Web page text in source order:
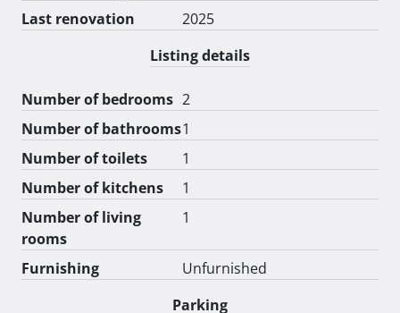
Last renovation
2025
Listing details
Number of bedrooms 2
Number of bathrooms1
Number of toilets
1
Number of kitchens
1
Number of living
rooms
1
Furnishing
Unfurnished
Parking